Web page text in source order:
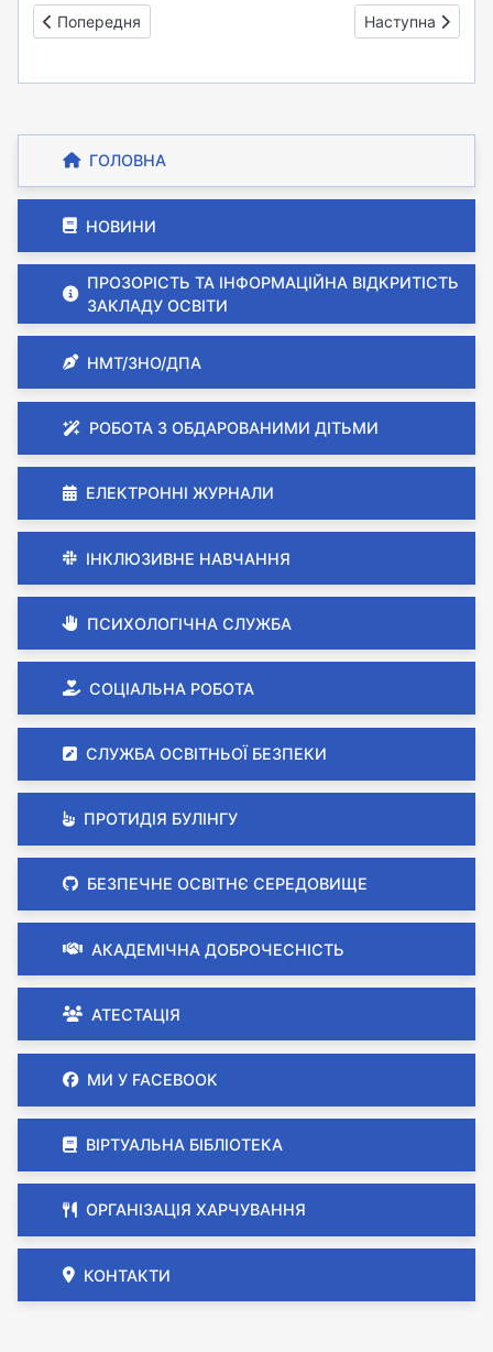
ГОЛОВНА
НОВИНИ
ПРОЗОРІСТЬ ТА ІНФОРМАЦІЙНА ВІДКРИТІСТЬ
ЗАКЛАДУ ОСВІТИ
НМТ/ЗНО/ДПА
РОБОТА З ОБДАРОВАНИМИ ДІТЬМИ
ЕЛЕКТРОННІ ЖУРНАЛИ
ІНКЛЮЗИВНЕ НАВЧАННЯ
ПСИХОЛОГІЧНА СЛУЖБА
СОЦІАЛЬНА РОБОТА
СЛУЖБА ОСВІТНЬОЇ БЕЗПЕКИ
ПРОТИДІЯ БУЛІНГУ
БЕЗПЕЧНЕ ОСВІТНЄ СЕРЕДОВИЩЕ
АКАДЕМІЧНА ДОБРОЧЕСНІСТЬ
АТЕСТАЦІЯ
МИ У FACEBOOK
ВІРТУАЛЬНА БІБЛІОТЕКА
ОРГАНІЗАЦІЯ ХАРЧУВАННЯ
КОНТАКТИ
Попередня стаття: Привітання директора зі святом 8
Попередня Наступна
Наступна